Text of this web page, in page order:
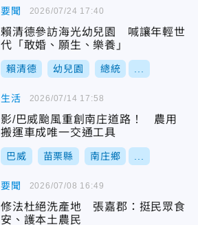
要聞
賴清德參訪海光幼兒園 喊讓年輕世
代「敢婚、願生、樂養」
賴清德 幼兒園 總統
2026/07/24 17:40
生活
影/巴威颱風重創南庄道路！ 農用
搬運車成唯一交通工具
巴威 苗栗縣 南庄鄉
2026/07/14 17:58
要聞
修法杜絕洗產地 張嘉郡：挺民眾食
安、護本土農民
2026/07/08 16:49